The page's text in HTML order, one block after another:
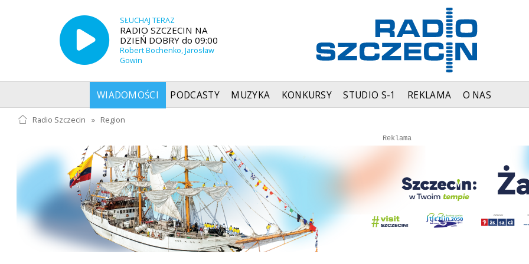
SŁUCHAJ TERAZ
RADIO SZCZECIN NA
DZIEŃ DOBRY do 09:00
Robert Bochenko, Jarosław
Gowin
WIADOMOŚCI PODCASTY MUZYKA KONKURSY STUDIO S-1 REKLAMA O NAS
Radio Szczecin » Region
Reklama
Autopromocja
Autopromocja